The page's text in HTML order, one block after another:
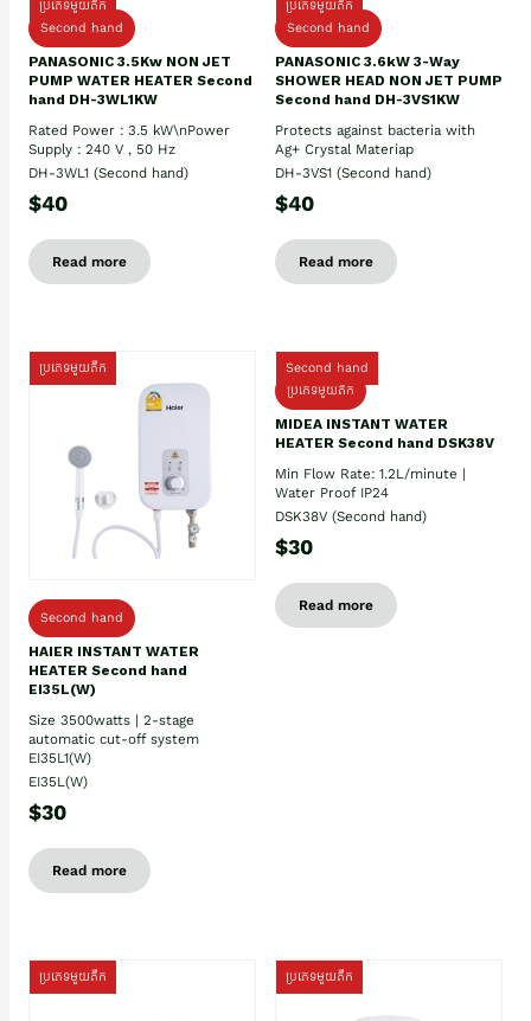
ប្រភេទមួយតឹក
Second hand
PANASONIC 3.5Kw NON JET
PUMP WATER HEATER Second
hand DH-3WL1KW
Rated Power : 3.5 kW\nPower
Supply : 240 V , 50 Hz
DH-3WL1 (Second hand)
$40
Read more
ប្រភេទមួយតឹក
Second hand
PANASONIC 3.6kW 3-Way
SHOWER HEAD NON JET PUMP
Second hand DH-3VS1KW
Protects against bacteria with
Ag+ Crystal Materiap
DH-3VS1 (Second hand)
$40
Read more
ប្រភេទមួយតឹក
Second hand
HAIER INSTANT WATER
HEATER Second hand
EI35L(W)
Size 3500watts | 2-stage
automatic cut-off system
EI35L1(W)
EI35L(W)
$30
Read more
Second hand
ប្រភេទមួយតឹក
MIDEA INSTANT WATER
HEATER Second hand DSK38V
Min Flow Rate: 1.2L/minute |
Water Proof IP24
DSK38V (Second hand)
$30
Read more
ប្រភេទមួយតឹក ប្រភេទមួយតឹក